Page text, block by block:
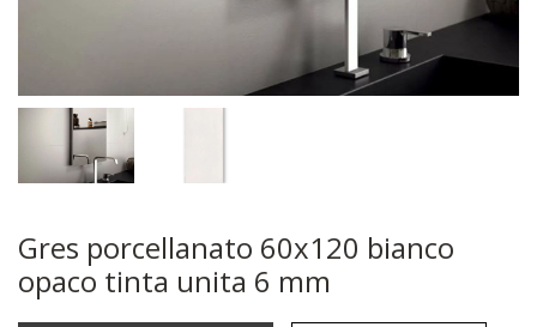
Gres porcellanato 60x120 bianco
opaco tinta unita 6 mm